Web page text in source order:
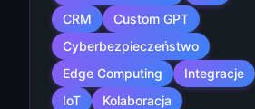
CRM
Custom GPT
Cyberbezpieczeństwo
Edge Computing
Integracje
IoT
Kolaboracja